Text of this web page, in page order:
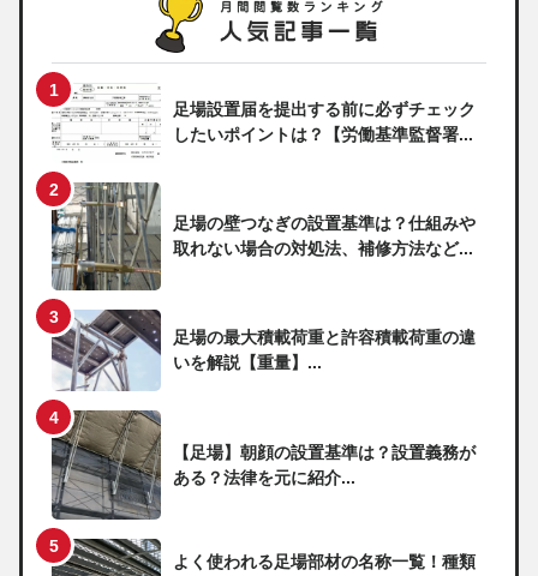
足場設置届を提出する前に必ずチェック
したいポイントは？【労働基準監督署...
足場の壁つなぎの設置基準は？仕組みや
取れない場合の対処法、補修方法など...
足場の最大積載荷重と許容積載荷重の違
いを解説【重量】...
【足場】朝顔の設置基準は？設置義務が
ある？法律を元に紹介...
よく使われる足場部材の名称一覧！種類